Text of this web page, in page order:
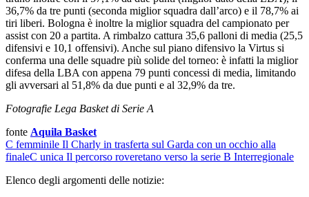
36,7% da tre punti (seconda miglior squadra dall’arco) e il 78,7% ai
tiri liberi. Bologna è inoltre la miglior squadra del campionato per
assist con 20 a partita. A rimbalzo cattura 35,6 palloni di media (25,5
difensivi e 10,1 offensivi). Anche sul piano difensivo la Virtus si
conferma una delle squadre più solide del torneo: è infatti la miglior
difesa della LBA con appena 79 punti concessi di media, limitando
gli avversari al 51,8% da due punti e al 32,9% da tre.
Fotografie Lega Basket di Serie A
fonte Aquila Basket
C femminile Il Charly in trasferta sul Garda con un occhio alla
finaleC unica Il percorso roveretano verso la serie B Interregionale
Elenco degli argomenti delle notizie: